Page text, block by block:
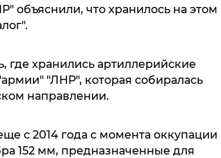
объяснили, что хранилось на этом
где хранились артиллерийские
"ЛНР", которая собиралась
направлении.
с 2014 года с момента оккупации
152 мм, предназначенные для